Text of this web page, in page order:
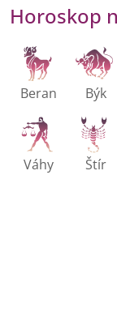
Horoskop
Beran Býk
Váhy Štír